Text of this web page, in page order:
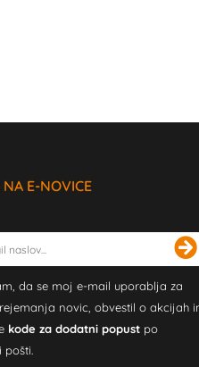
NA E-NOVICE
da se moj e-mail uporablja za
novic, obvestil o akcijah
kode za dodatni popust po
pošti.